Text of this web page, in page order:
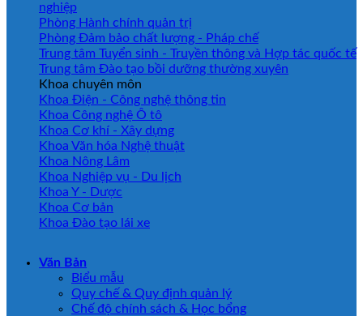
nghiệp
Phòng Hành chính quản trị
Phòng Đảm bảo chất lượng - Pháp chế
Trung tâm Tuyển sinh - Truyền thông và Hợp tác quốc tế
Trung tâm Đào tạo bồi dưỡng thường xuyên
Khoa chuyên môn
Khoa Điện - Công nghệ thông tin
Khoa Công nghệ Ô tô
Khoa Cơ khí - Xây dựng
Khoa Văn hóa Nghệ thuật
Khoa Nông Lâm
Khoa Nghiệp vụ - Du lịch
Khoa Y - Dược
Khoa Cơ bản
Khoa Đào tạo lái xe
Văn Bản
Biểu mẫu
Quy chế & Quy định quản lý
Chế độ chính sách & Học bổng